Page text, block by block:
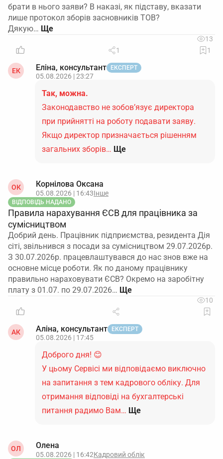
брати в нього заяви? В наказі, як підставу, вказати
лише протокол зборів засновників ТОВ?
Дякую…
13
1
1
ЕК Еліна, консультант ЕКСПЕРТ
05.08.2026 | 23:27
Так, можна.
Законодавство не зобов’язує директора
при прийнятті на роботу подавати заяву.
Якщо директор призначається рішенням
загальних зборів… Ще
ОК Корнілова Оксана
05.08.2026 | 16:43Інше
ВІДПОВІДЬ НАДАНО
Правила нарахування ЄСВ для працівника за
сумісництвом
Добрий день. Працівник підприємства, резидента Дія
сіті, звільнився з посади за сумісництвом 29.07.2026р.
З 30.07.2026р. працевлаштувався до нас знов вже на
основне місце роботи. Як по даному працівнику
правильно нараховувати ЄСВ? Окремо на заробітну
плату з 01.07. по 29.07.2026…
10
АК Аліна, консультант ЕКСПЕРТ
05.08.2026 | 17:45
Доброго дня! 😊
У цьому Сервісі ми відповідаємо виключно
на запитання з тем кадрового обліку. Для
отримання відповіді на бухгалтерські
питання радимо Вам… Ще
ОЛ Олена
05.08.2026 | 16:42Кадровий облік